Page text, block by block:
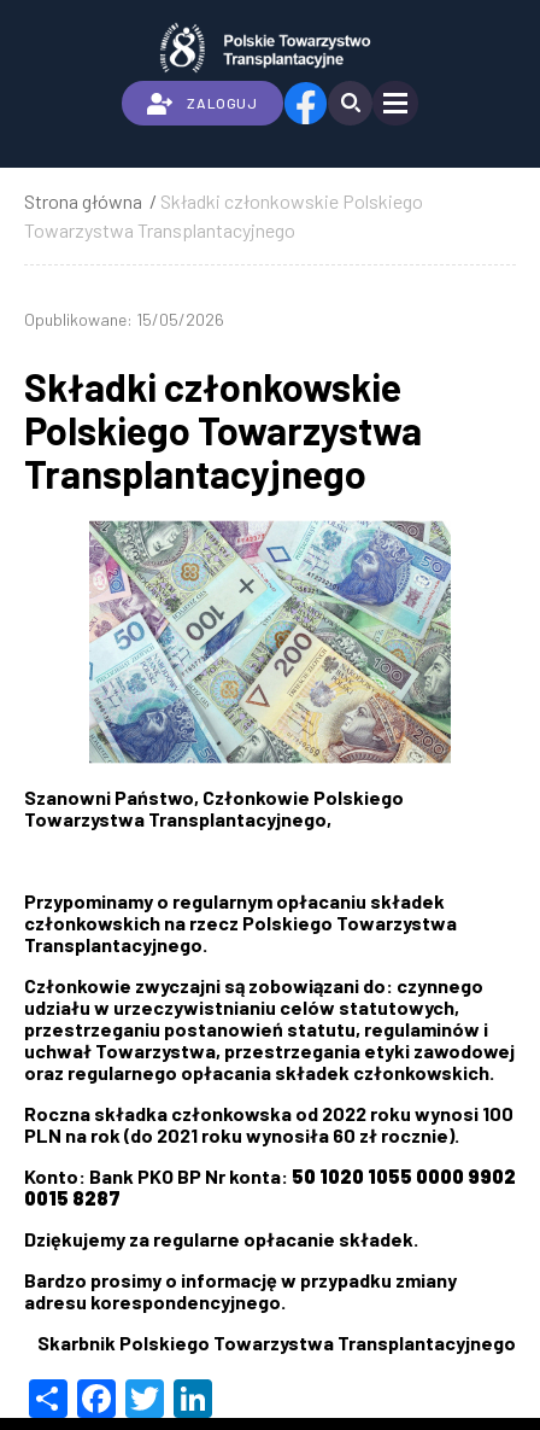
ZALOGUJ
Ścieżka
nawigacyjna
Strona główna
Składki członkowskie Polskiego
Towarzystwa Transplantacyjnego
Opublikowane: 15/05/2026
Składki członkowskie
Polskiego Towarzystwa
Transplantacyjnego
Szanowni Państwo, Członkowie Polskiego
Towarzystwa Transplantacyjnego,
Przypominamy o regularnym opłacaniu składek
członkowskich na rzecz Polskiego Towarzystwa
Transplantacyjnego.
Członkowie zwyczajni są zobowiązani do: czynnego
udziału w urzeczywistnianiu celów statutowych,
przestrzeganiu postanowień statutu, regulaminów i
uchwał Towarzystwa, przestrzegania etyki zawodowej
oraz regularnego opłacania składek członkowskich.
Roczna składka członkowska od 2022 roku wynosi 100
PLN na rok (do 2021 roku wynosiła 60 zł rocznie).
Konto: Bank PKO BP Nr konta: 50 1020 1055 0000 9902
0015 8287
Dziękujemy za regularne opłacanie składek.
Bardzo prosimy o informację w przypadku zmiany
adresu korespondencyjnego.
Skarbnik Polskiego Towarzystwa Transplantacyjnego
ShareFacebook
Twitter